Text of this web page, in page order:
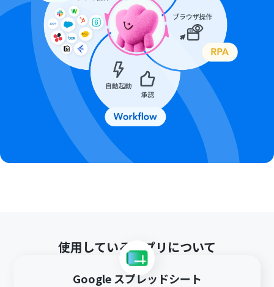
使用しているアプリについて
Google スプレッドシート